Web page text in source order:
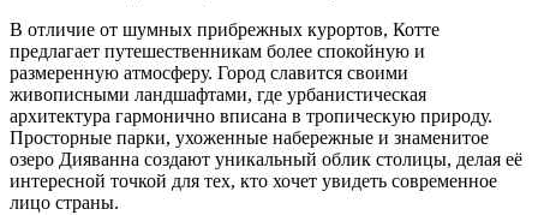
В отличие от шумных прибрежных курортов, Котте
предлагает путешественникам более спокойную и
размеренную атмосферу. Город славится своими
живописными ландшафтами, где урбанистическая
архитектура гармонично вписана в тропическую природу.
Просторные парки, ухоженные набережные и знаменитое
озеро Дияванна создают уникальный облик столицы, делая её
интересной точкой для тех, кто хочет увидеть современное
лицо страны.